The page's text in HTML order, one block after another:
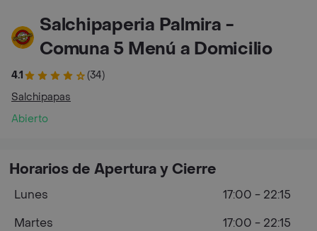
Salchipaperia Palmira -
Comuna 5 Menú a Domicilio
4.1
(34)
Salchipapas
Abierto
Horarios de Apertura y Cierre
Lunes
17:00 - 22:15
Martes
17:00 - 22:15